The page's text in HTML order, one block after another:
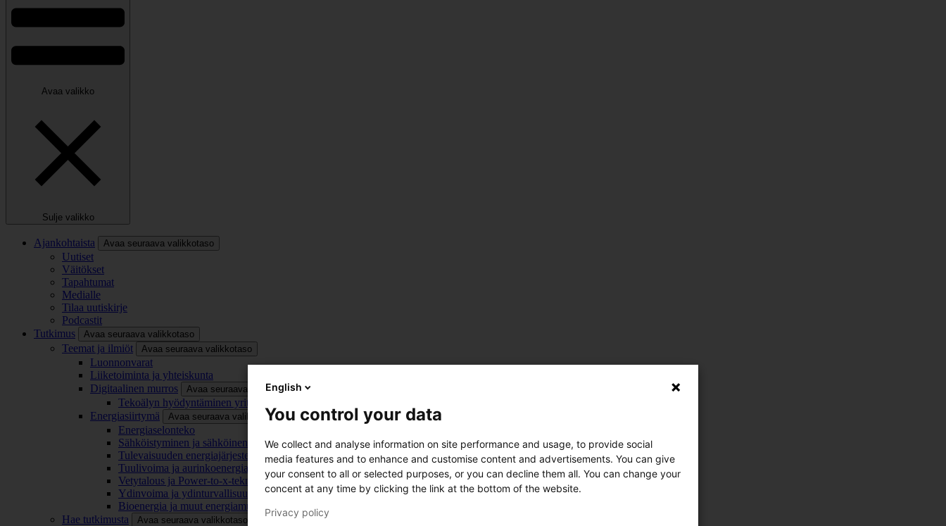
Avaa valikko
Sulje valikko
Ajankohtaista Avaa seuraava valikkotaso
Uutiset
Väitökset
Tapahtumat
Medialle
Tilaa uutiskirje
Podcastit
Tutkimus
Avaa seuraava valikkotaso
Teemat ja ilmiöt Avaa seuraava valikkotaso
Luonnonvarat
Liiketoiminta ja yhteiskunta
Digitaalinen murros
Avaa seuraava valikkotaso
Tekoälyn hyödyntäminen yrityksissä
Energiasiirtymä
Avaa seuraava valikkotaso
Energiaselonteko
Sähköistyminen ja sähköinen liikenne
Tulevaisuuden energiajärjestelmä
Tuulivoima ja aurinkoenergia
Vetytalous ja Power-to-x-teknologia
Ydinvoima ja ydinturvallisuus
Bioenergia ja muut energiamuodot
Hae tutkimusta
Avaa seuraava valikkotaso
English
You control your data
We collect and analyse information on site performance and usage, to provide social
media features and to enhance and customise content and advertisements. You can give
your consent to all or selected purposes, or you can decline them all. You can change your
concent at any time by clicking the link at the bottom of the website.
Privacy policy